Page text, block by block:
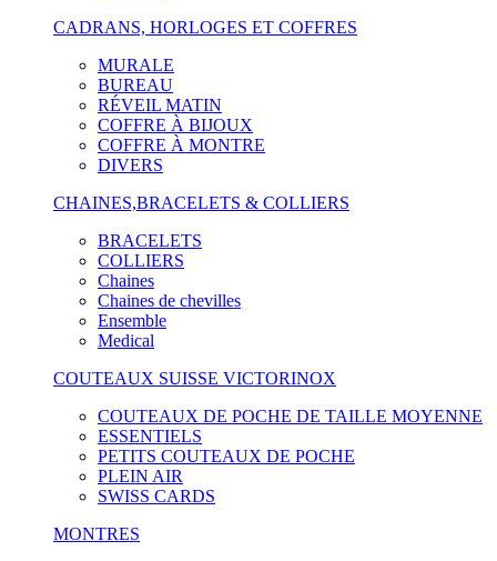
CADRANS, HORLOGES ET COFFRES
MURALE
BUREAU
RÉVEIL MATIN
COFFRE À BIJOUX
COFFRE À MONTRE
DIVERS
CHAINES,BRACELETS & COLLIERS
BRACELETS
COLLIERS
Chaines
Chaines de chevilles
Ensemble
Medical
COUTEAUX SUISSE VICTORINOX
COUTEAUX DE POCHE DE TAILLE MOYENNE
ESSENTIELS
PETITS COUTEAUX DE POCHE
PLEIN AIR
SWISS CARDS
MONTRES